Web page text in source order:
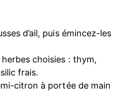
d’ail, puis émincez-les
herbes choisies : thym,
frais.
citron à portée de main